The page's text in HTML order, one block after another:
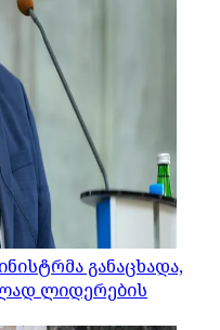
განაცხადა,
ლიდერების